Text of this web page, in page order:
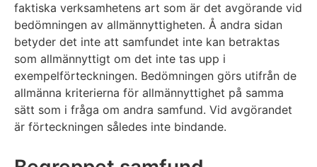
faktiska verksamhetens art som är det avgörande vid
bedömningen av allmännyttigheten. Å andra sidan
betyder det inte att samfundet inte kan betraktas
som allmännyttigt om det inte tas upp i
exempelförteckningen. Bedömningen görs utifrån de
allmänna kriterierna för allmännyttighet på samma
sätt som i fråga om andra samfund. Vid avgörandet
är förteckningen således inte bindande.